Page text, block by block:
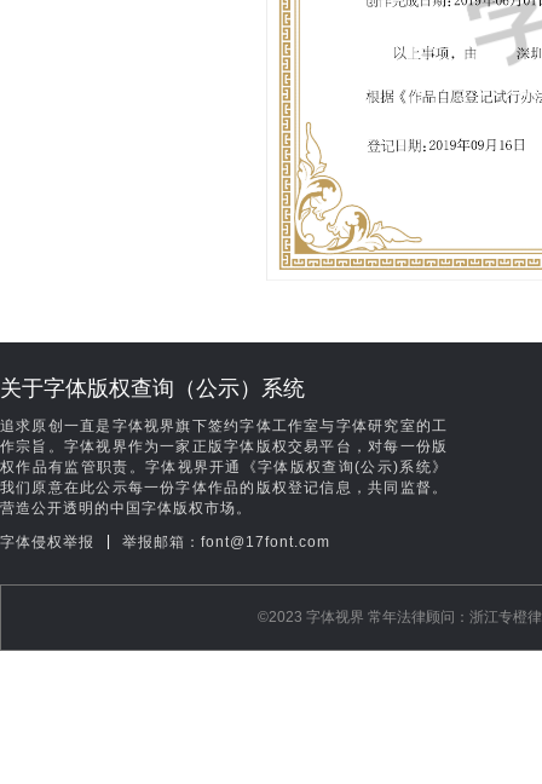
关于字体版权查询（公示）系统
追求原创一直是字体视界旗下签约字体工作室与字体研究室的工
作宗旨。字体视界作为一家正版字体版权交易平台，对每一份版
权作品有监管职责。字体视界开通《字体版权查询(公示)系统》
我们原意在此公示每一份字体作品的版权登记信息，共同监督。
营造公开透明的中国字体版权市场。
字体侵权举报 举报邮箱：font@17font.com
©️2023 字体视界 常年法律顾问：浙江专橙